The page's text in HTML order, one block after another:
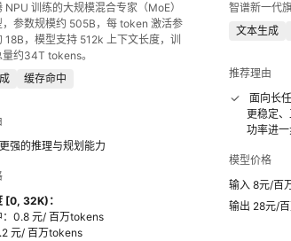
NPU 训练的大规模混合专家（MoE）
，参数规模约 505B，每 token 激活参
18B，模型支持 512k 上下文长度，训
约34T tokens。
缓存命中
强的推理与规划能力
[0, 32K)：
：0.8 元/ 百万tokens
元/ 百万tokens
智谱新一代
文本生成
推荐理由
面向长
更稳定
功率进
模型价格
输入 8元/百
输出 28元/